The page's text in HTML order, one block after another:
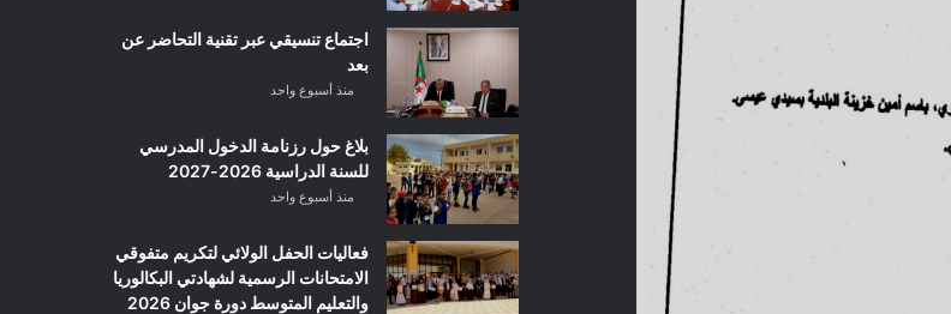
اجتماع تنسيقي عبر تقنية التحاضر عن
بعد
منذ أسبوع واحد
بلاغ حول رزنامة الدخول المدرسي
للسنة الدراسية 2026-2027
منذ أسبوع واحد
فعاليات الحفل الولائي لتكريم متفوقي
الامتحانات الرسمية لشهادتي البكالوريا
والتعليم المتوسط دورة جوان 2026